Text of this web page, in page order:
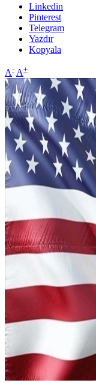
Linkedin
Pinterest
Telegram
Yazdır
Kopyala
A- A+